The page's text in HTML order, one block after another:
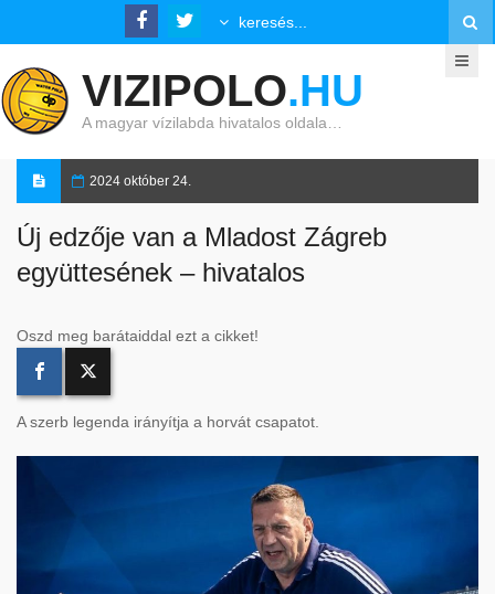
VIZIPOLO.HU
A magyar vízilabda hivatalos oldala…
2024 október 24.
Új edzője van a Mladost Zágreb
együttesének – hivatalos
Oszd meg barátaiddal ezt a cikket!
A szerb legenda irányítja a horvát csapatot.